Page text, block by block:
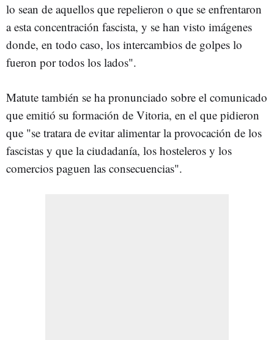
lo sean de aquellos que repelieron o que se enfrentaron
a esta concentración fascista, y se han visto imágenes
donde, en todo caso, los intercambios de golpes lo
fueron por todos los lados".
Matute también se ha pronunciado sobre el comunicado
que emitió su formación de Vitoria, en el que pidieron
que "se tratara de evitar alimentar la provocación de los
fascistas y que la ciudadanía, los hosteleros y los
comercios paguen las consecuencias".